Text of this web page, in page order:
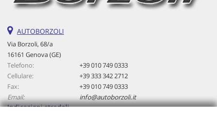
AUTOBORZOLI
Via Borzoli, 68/a
16161 Genova (GE)
Telefono:
+39 010 749 0333
Cellulare:
+39 333 342 2712
Fax:
+39 010 749 0333
Email:
info@autoborzoli.it
Indicazioni stradali